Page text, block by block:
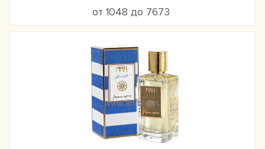
от 1048 до 7673